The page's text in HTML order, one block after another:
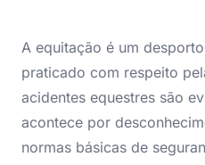
A equitação é um
praticado com respeito
acidentes equestres são
acontece por
normas básicas de